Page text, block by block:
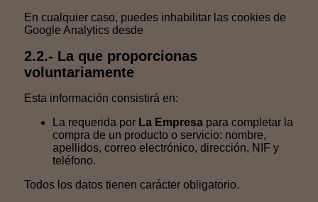
En cualquier caso, puedes inhabilitar las cookies de
Google Analytics desde
2.2.- La que proporcionas
voluntariamente
Esta información consistirá en:
La requerida por La Empresa para completar la
compra de un producto o servicio: nombre,
apellidos, correo electrónico, dirección, NIF y
teléfono.
Todos los datos tienen carácter obligatorio.